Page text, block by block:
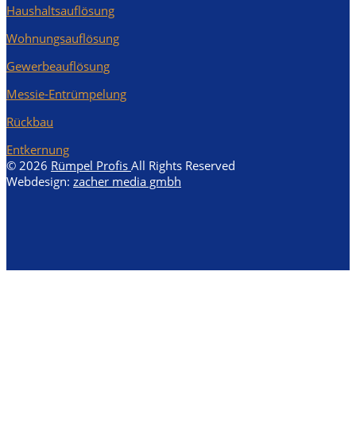
Haushaltsauflösung
Wohnungsauflösung
Gewerbeauflösung
Messie-Entrümpelung
Rückbau
Entkernung
© 2026 Rümpel Profis All Rights Reserved
Webdesign: zacher media gmbh